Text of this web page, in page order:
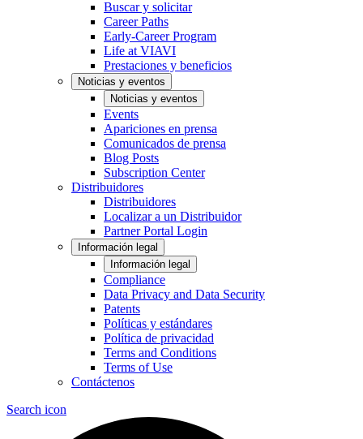
Buscar y solicitar
Career Paths
Early-Career Program
Life at VIAVI
Prestaciones y beneficios
Noticias y eventos
Noticias y eventos
Events
Apariciones en prensa
Comunicados de prensa
Blog Posts
Subscription Center
Distribuidores
Distribuidores
Localizar a un Distribuidor
Partner Portal Login
Información legal
Información legal
Compliance
Data Privacy and Data Security
Patents
Políticas y estándares
Política de privacidad
Terms and Conditions
Terms of Use
Contáctenos
Search icon